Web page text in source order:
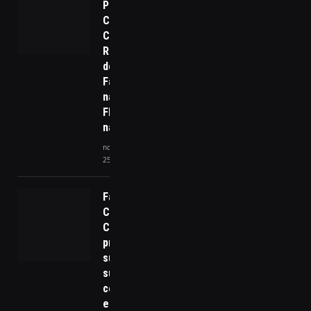
Polêmico
Caso das
Crianças
Retiradas
de uma
Família
na
Floresta
na Itália
novembro
25, 2025
Fábrica da
Coca-Cola no
Ceará tem
produção
suspensa por
suspeita de
contaminação
e 9 milhões